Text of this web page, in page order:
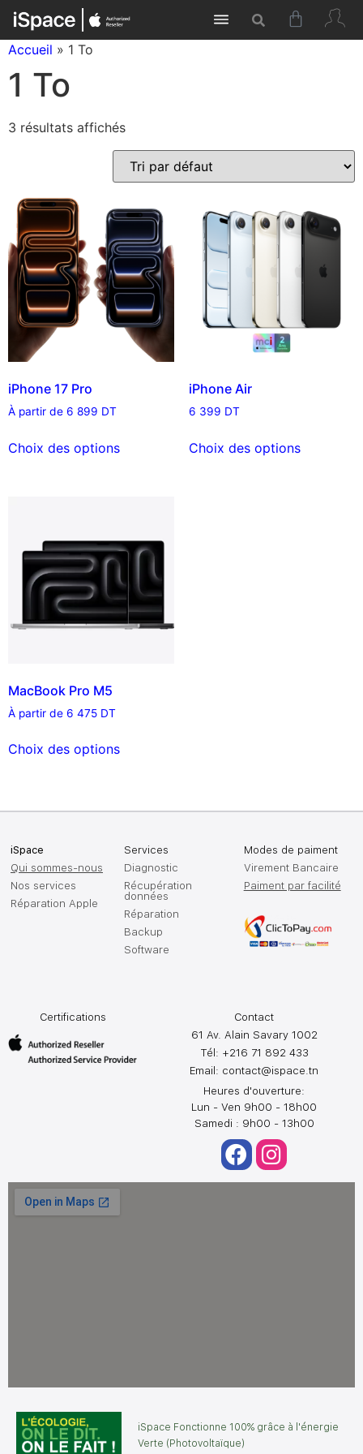
Accueil » 1 To
1 To
3 résultats affichés
iPhone 17 Pro
À partir de 6 899 DT
Choix des options
iPhone Air
6 399 DT
Choix des options
MacBook Pro M5
À partir de 6 475 DT
Choix des options
iSpace
Qui sommes-nous
Nos services
Réparation Apple
Services
Diagnostic
Récupération
données
Réparation
Backup
Software
Contact
61 Av. Alain Savary 1002
Tél: +216 71 892 433
Email: contact@ispace.tn
Heures d'ouverture:
Lun - Ven 9h00 - 18h00
Samedi : 9h00 - 13h00
Modes de paiment
Virement Bancaire
Paiment par facilité
Certifications
iSpace Fonctionne 100% grâce à l'énergie
Verte (Photovoltaïque)